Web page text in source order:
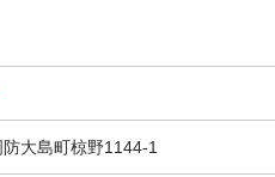
大島町椋野1144-1